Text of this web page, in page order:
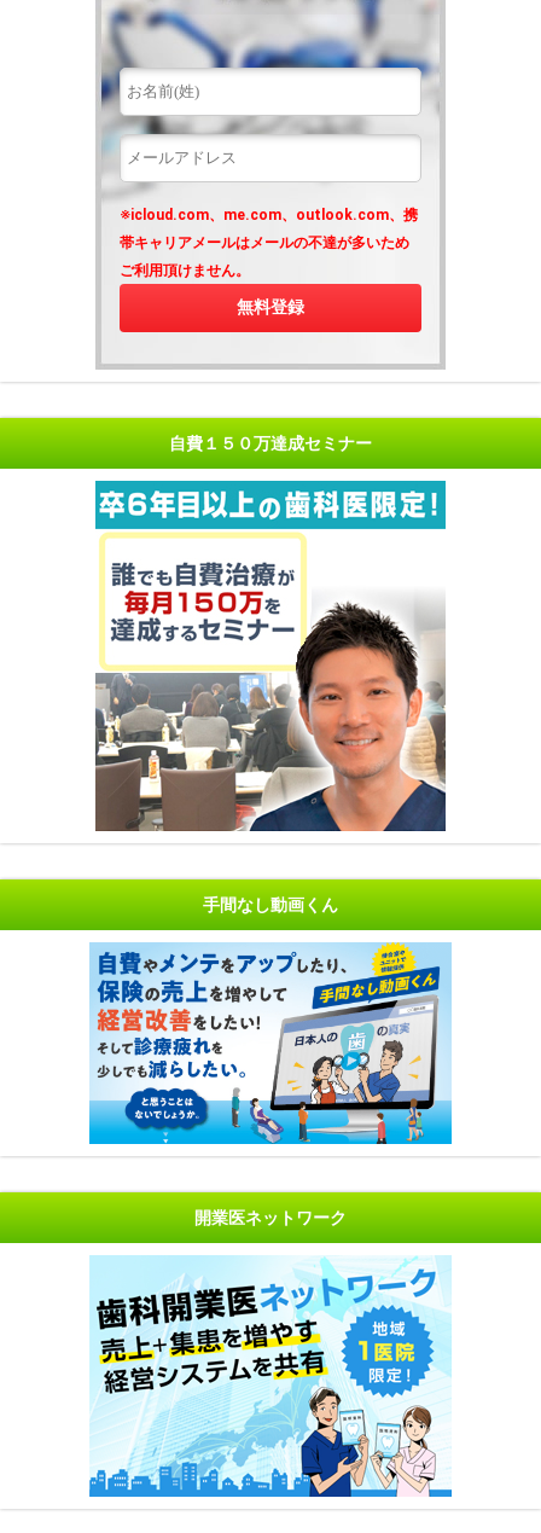
※icloud.com、me.com、outlook.com、携
帯キャリアメールはメールの不達が多いため
ご利用頂けません。
自費１５０万達成セミナー
手間なし動画くん
開業医ネットワーク